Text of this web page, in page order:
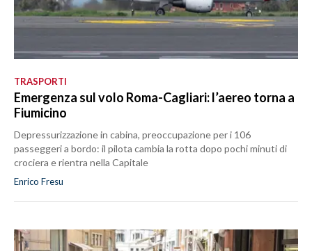
TRASPORTI
Emergenza sul volo Roma-Cagliari: l’aereo torna a
Fiumicino
Depressurizzazione in cabina, preoccupazione per i 106
passeggeri a bordo: il pilota cambia la rotta dopo pochi minuti di
crociera e rientra nella Capitale
Enrico Fresu